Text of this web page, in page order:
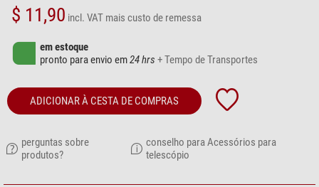
$ 11,90 incl. VAT mais custo de remessa
em estoque
pronto para envio em24 hrs + Tempo de Transportes
ADICIONAR À CESTA DE COMPRAS
perguntas sobre
produtos?
conselho para Acessórios para
telescópio